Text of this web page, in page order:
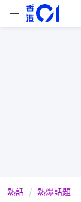
熱話 熱爆話題